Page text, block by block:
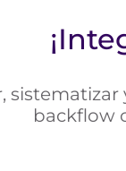
backflow